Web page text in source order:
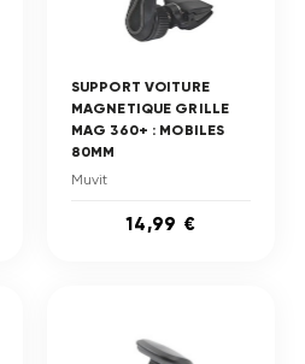
SUPPORT VOITURE
MAGNETIQUE GRILLE
MAG 360+ : MOBILES
80MM
Muvit
14,99 €